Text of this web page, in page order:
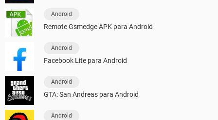
Android
Remote Gsmedge APK para Android
Android
Facebook Lite para Android
Android
GTA: San Andreas para Android
Android